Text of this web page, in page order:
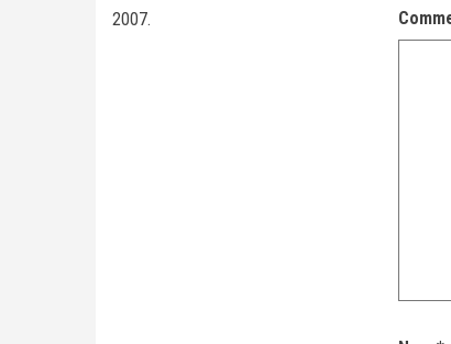
2007.